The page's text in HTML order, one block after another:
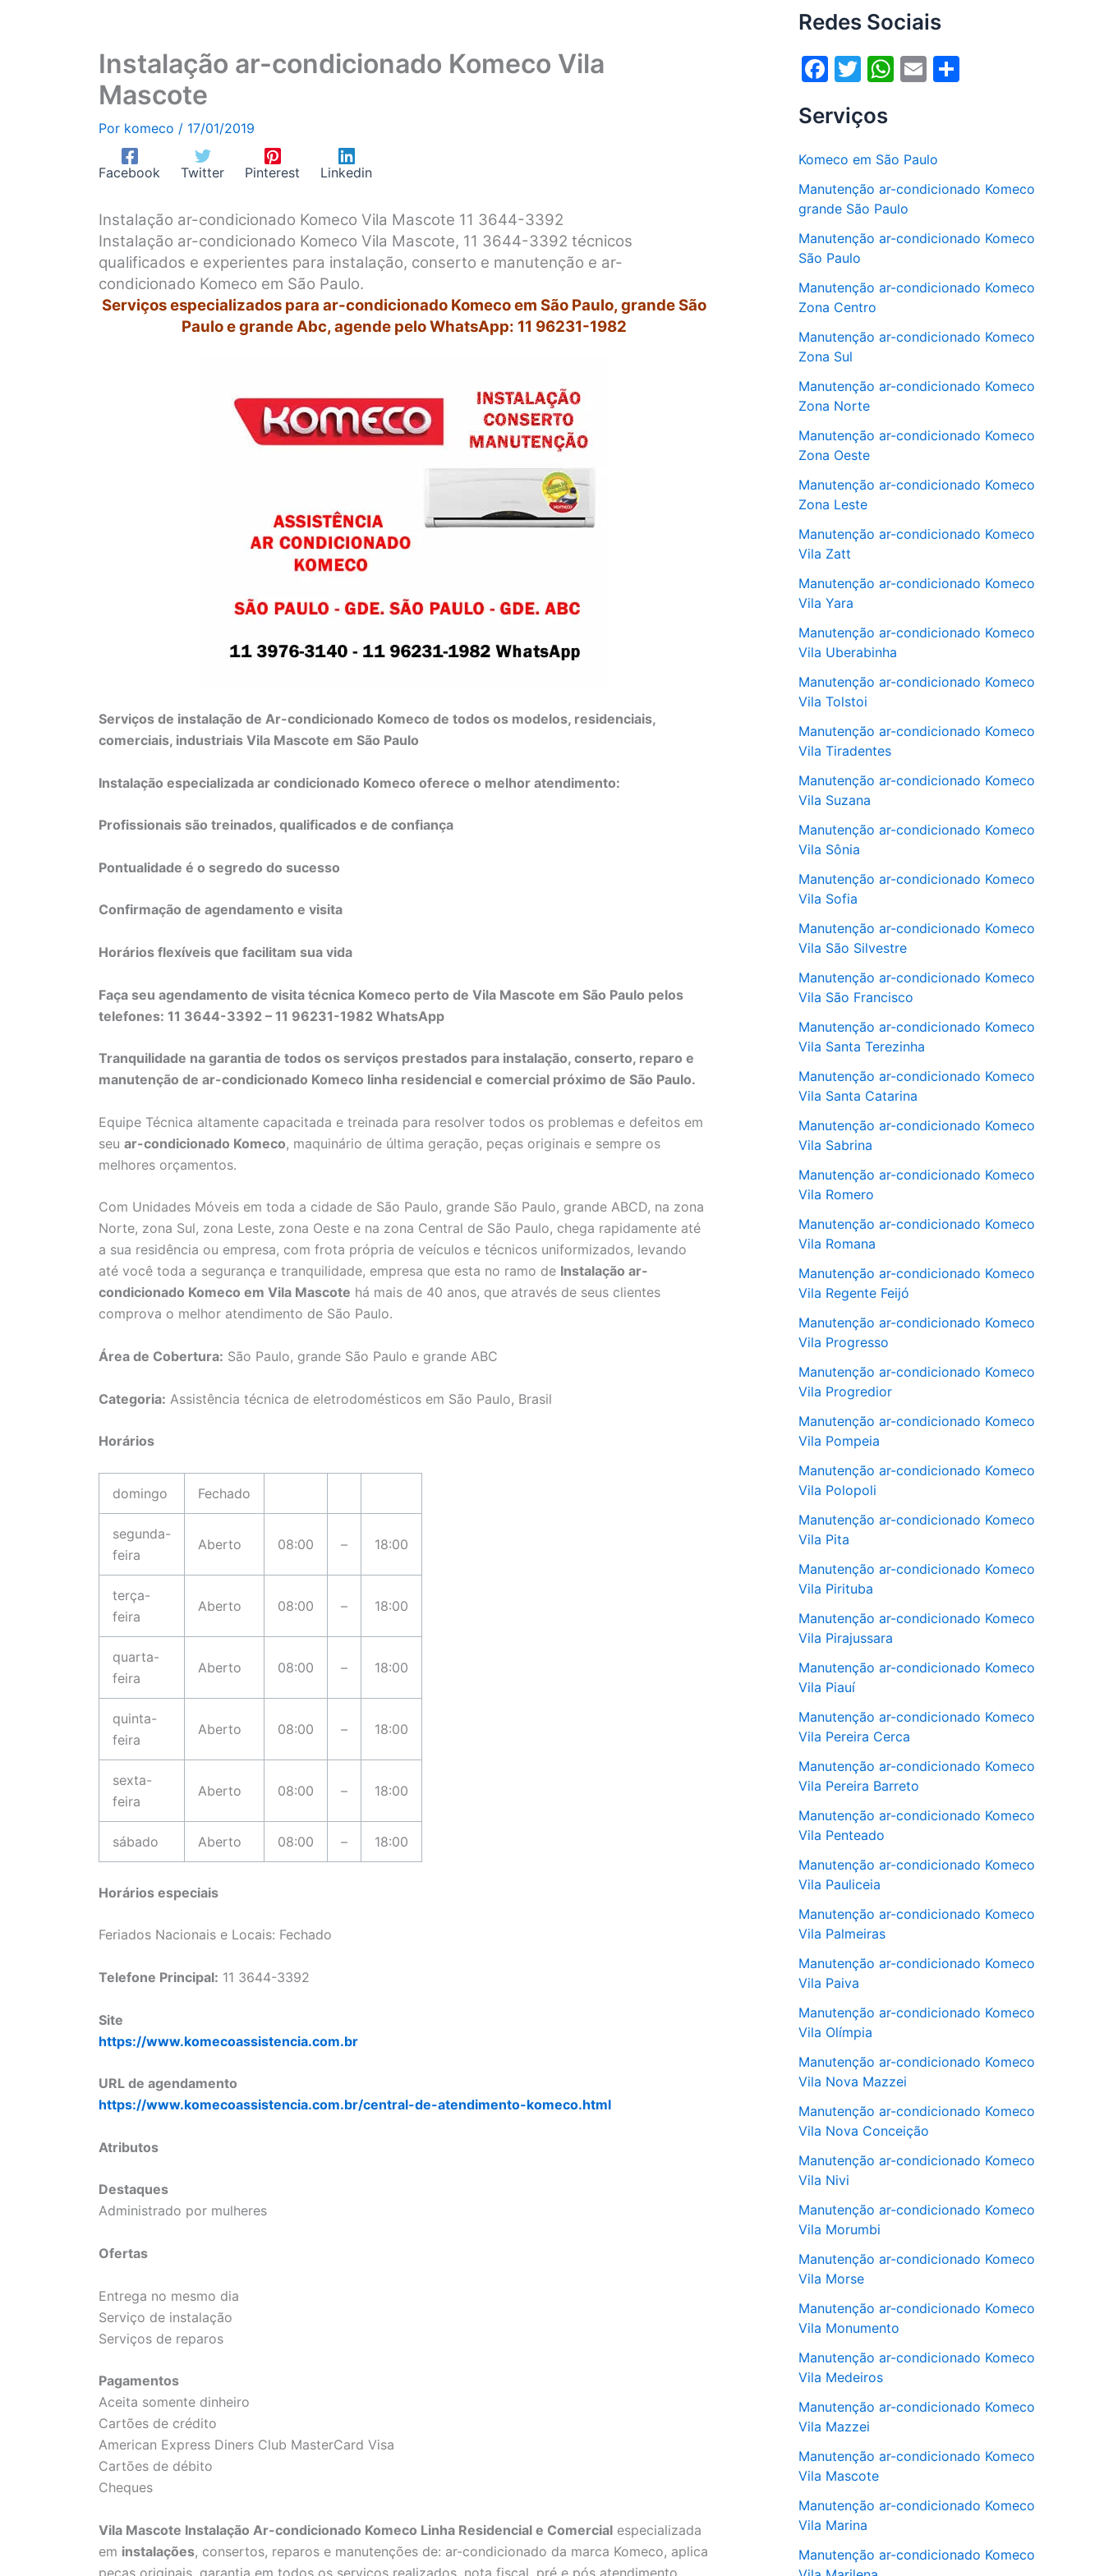
Instalação ar-condicionado Komeco Vila
Mascote
Por komeco / 17/01/2019
Facebook Twitter Pinterest Linkedin
Instalação ar-condicionado Komeco Vila Mascote 11 3644-3392
Instalação ar-condicionado Komeco Vila Mascote, 11 3644-3392 técnicos
qualificados e experientes para instalação, conserto e manutenção e ar-
condicionado Komeco em São Paulo.
Serviços especializados para ar-condicionado Komeco em São Paulo, grande São
Paulo e grande Abc, agende pelo WhatsApp: 11 96231-1982
Serviços de instalação de Ar-condicionado Komeco de todos os modelos, residenciais,
comerciais, industriais Vila Mascote em São Paulo
Instalação especializada ar condicionado Komeco oferece o melhor atendimento:
Profissionais são treinados, qualificados e de confiança
Pontualidade é o segredo do sucesso
Confirmação de agendamento e visita
Horários flexíveis que facilitam sua vida
Faça seu agendamento de visita técnica Komeco perto de Vila Mascote em São Paulo pelos
telefones: 11 3644-3392 – 11 96231-1982 WhatsApp
Tranquilidade na garantia de todos os serviços prestados para instalação, conserto, reparo e
manutenção de ar-condicionado Komeco linha residencial e comercial próximo de São Paulo.
Equipe Técnica altamente capacitada e treinada para resolver todos os problemas e defeitos em
seu ar-condicionado Komeco, maquinário de última geração, peças originais e sempre os
melhores orçamentos.
Com Unidades Móveis em toda a cidade de São Paulo, grande São Paulo, grande ABCD, na zona
Norte, zona Sul, zona Leste, zona Oeste e na zona Central de São Paulo, chega rapidamente até
a sua residência ou empresa, com frota própria de veículos e técnicos uniformizados, levando
até você toda a segurança e tranquilidade, empresa que esta no ramo de Instalação ar-
condicionado Komeco em Vila Mascote há mais de 40 anos, que através de seus clientes
comprova o melhor atendimento de São Paulo.
Área de Cobertura: São Paulo, grande São Paulo e grande ABC
Categoria: Assistência técnica de eletrodomésticos em São Paulo, Brasil
Horários
domingo Fechado
segunda-
feira
Aberto 08:00 – 18:00
terça-
feira
Aberto 08:00 – 18:00
quarta-
feira
Aberto 08:00 – 18:00
quinta-
feira
Aberto 08:00 – 18:00
sexta-
feira
Aberto 08:00 – 18:00
sábado Aberto 08:00 – 18:00
Horários especiais
Feriados Nacionais e Locais: Fechado
Telefone Principal: 11 3644-3392
Site
https://www.komecoassistencia.com.br
URL de agendamento
https://www.komecoassistencia.com.br/central-de-atendimento-komeco.html
Atributos
Destaques
Administrado por mulheres
Ofertas
Entrega no mesmo dia
Serviço de instalação
Serviços de reparos
Pagamentos
Aceita somente dinheiro
Cartões de crédito
American Express Diners Club MasterCard Visa
Cartões de débito
Cheques
Vila Mascote Instalação Ar-condicionado Komeco Linha Residencial e Comercial especializada
em instalações, consertos, reparos e manutenções de: ar-condicionado da marca Komeco, aplica
peças originais, garantia em todos os serviços realizados, nota fiscal, pré e pós atendimento.
Redes Sociais
F
c
b
o
o
k
T
itt
er
W
s
A
p
E
l
Serviços
Komeco em São Paulo
Manutenção ar-condicionado Komeco
grande São Paulo
Manutenção ar-condicionado Komeco
São Paulo
Manutenção ar-condicionado Komeco
Zona Centro
Manutenção ar-condicionado Komeco
Zona Sul
Manutenção ar-condicionado Komeco
Zona Norte
Manutenção ar-condicionado Komeco
Zona Oeste
Manutenção ar-condicionado Komeco
Zona Leste
Manutenção ar-condicionado Komeco
Vila Zatt
Manutenção ar-condicionado Komeco
Vila Yara
Manutenção ar-condicionado Komeco
Vila Uberabinha
Manutenção ar-condicionado Komeco
Vila Tolstoi
Manutenção ar-condicionado Komeco
Vila Tiradentes
Manutenção ar-condicionado Komeco
Vila Suzana
Manutenção ar-condicionado Komeco
Vila Sônia
Manutenção ar-condicionado Komeco
Vila Sofia
Manutenção ar-condicionado Komeco
Vila São Silvestre
Manutenção ar-condicionado Komeco
Vila São Francisco
Manutenção ar-condicionado Komeco
Vila Santa Terezinha
Manutenção ar-condicionado Komeco
Vila Santa Catarina
Manutenção ar-condicionado Komeco
Vila Sabrina
Manutenção ar-condicionado Komeco
Vila Romero
Manutenção ar-condicionado Komeco
Vila Romana
Manutenção ar-condicionado Komeco
Vila Regente Feijó
Manutenção ar-condicionado Komeco
Vila Progresso
Manutenção ar-condicionado Komeco
Vila Progredior
Manutenção ar-condicionado Komeco
Vila Pompeia
Manutenção ar-condicionado Komeco
Vila Polopoli
Manutenção ar-condicionado Komeco
Vila Pita
Manutenção ar-condicionado Komeco
Vila Pirituba
Manutenção ar-condicionado Komeco
Vila Pirajussara
Manutenção ar-condicionado Komeco
Vila Piauí
Manutenção ar-condicionado Komeco
Vila Pereira Cerca
Manutenção ar-condicionado Komeco
Vila Pereira Barreto
Manutenção ar-condicionado Komeco
Vila Penteado
Manutenção ar-condicionado Komeco
Vila Pauliceia
Manutenção ar-condicionado Komeco
Vila Palmeiras
Manutenção ar-condicionado Komeco
Vila Paiva
Manutenção ar-condicionado Komeco
Vila Olímpia
Manutenção ar-condicionado Komeco
Vila Nova Mazzei
Manutenção ar-condicionado Komeco
Vila Nova Conceição
Manutenção ar-condicionado Komeco
Vila Nivi
Manutenção ar-condicionado Komeco
Vila Morumbi
Manutenção ar-condicionado Komeco
Vila Morse
Manutenção ar-condicionado Komeco
Vila Monumento
Manutenção ar-condicionado Komeco
Vila Medeiros
Manutenção ar-condicionado Komeco
Vila Mazzei
Manutenção ar-condicionado Komeco
Vila Mascote
Manutenção ar-condicionado Komeco
Vila Marina
Manutenção ar-condicionado Komeco